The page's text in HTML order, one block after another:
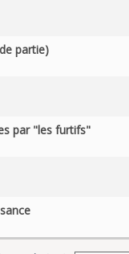
partie)
par "les furtifs"